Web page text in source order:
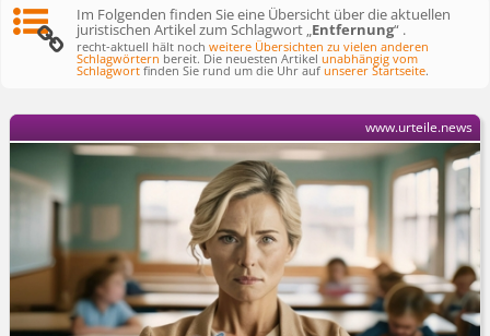
Im Folgenden finden Sie eine Übersicht über die aktuellen
juristischen Artikel zum Schlagwort „Entfernung“ .
recht-aktuell hält nochweitere Übersichten zu vielen anderen
Schlagwörtern bereit. Die neuesten Artikelunabhängig vom
Schlagwort finden Sie rund um die Uhr aufunserer Startseite.
www.urteile.news